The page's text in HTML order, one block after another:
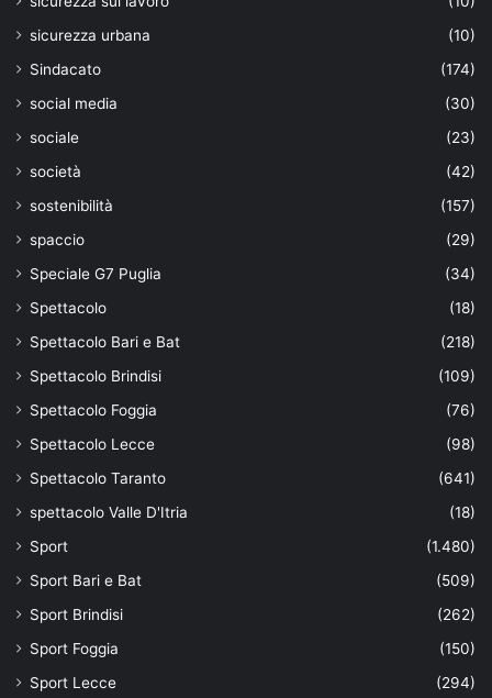
sicurezza urbana
(10)
Sindacato
(174)
social media
(30)
sociale
(23)
società
(42)
sostenibilità
(157)
spaccio
(29)
Speciale G7 Puglia
(34)
Spettacolo
(18)
Spettacolo Bari e Bat
(218)
Spettacolo Brindisi
(109)
Spettacolo Foggia
(76)
Spettacolo Lecce
(98)
Spettacolo Taranto
(641)
spettacolo Valle D'Itria
(18)
Sport
(1.480)
Sport Bari e Bat
(509)
Sport Brindisi
(262)
Sport Foggia
(150)
Sport Lecce
(294)